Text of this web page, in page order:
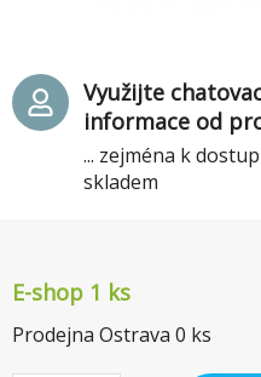
E-shop 1 ks
Prodejna Ostrava 0 ks
Využijte
informace od
... zejména k
skladem